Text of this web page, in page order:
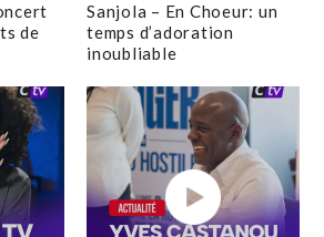
de
Sanjola – En Choeur: un
temps d’adoration
inoubliable